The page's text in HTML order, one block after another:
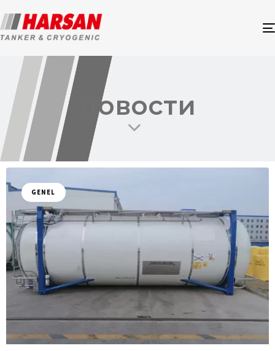
новости
GENEL